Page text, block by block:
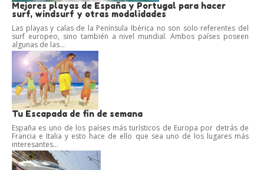
Mejores playas de España y Portugal para hacer
surf, windsurf y otras modalidades
Las playas y calas de la Península Ibérica no son solo referentes del
surf europeo, sino también a nivel mundial. Ambos países poseen
algunas de las...
Tu Escapada de fin de semana
España es uno de los países más turísticos de Europa por detrás de
Francia e Italia y esto hace de ello que sea uno de los lugares más
interesantes...